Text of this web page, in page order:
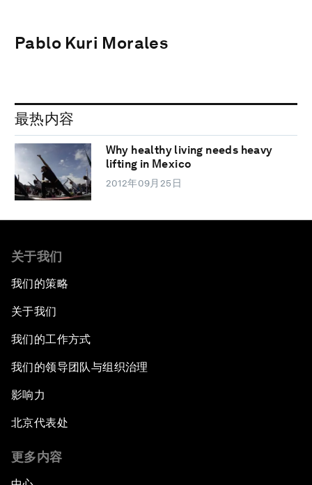
Pablo Kuri Morales
最热内容
Why healthy living needs heavy
lifting in Mexico
2012年09月25日
关于我们
我们的策略
关于我们
我们的工作方式
我们的领导团队与组织治理
影响力
北京代表处
更多内容